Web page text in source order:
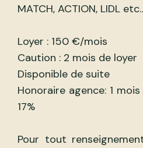
MATCH, ACTION, LIDL
Loyer : 150 €/mois
Caution : 2 mois de loyer
Disponible de suite
Honoraire agence: 1
17%
Pour tout